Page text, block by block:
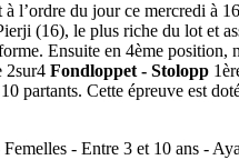
à l’ordre du jour ce mercredi
(16), le plus riche du lot et
Ensuite en 4ème position,
2sur4 Fondloppet - Stolopp
partants. Cette épreuve est
- Entre 3 et 10 ans -